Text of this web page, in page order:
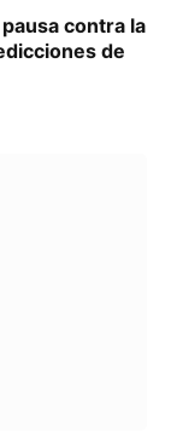
contra la
de